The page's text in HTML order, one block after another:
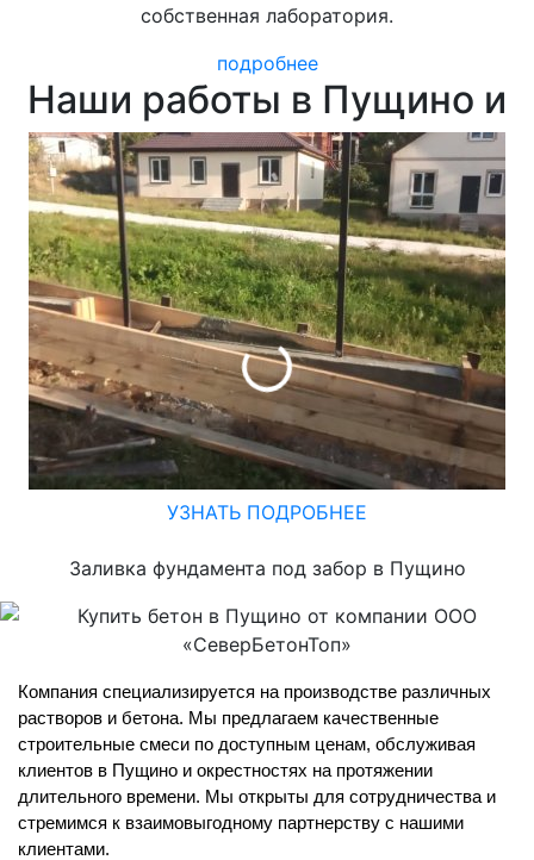
собственная лаборатория.
подробнее
Наши работы в Пущино и
УЗНАТЬ ПОДРОБНЕЕ
Заливка фундамента под забор в Пущино
Компания специализируется на производстве различных
растворов и бетона. Мы предлагаем качественные
строительные смеси по доступным ценам, обслуживая
клиентов в Пущино и окрестностях на протяжении
длительного времени. Мы открыты для сотрудничества и
стремимся к взаимовыгодному партнерству с нашими
клиентами.